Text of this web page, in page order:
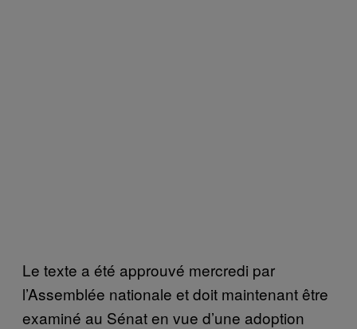
Le texte a été approuvé mercredi par
l’Assemblée nationale et doit maintenant être
examiné au Sénat en vue d’une adoption